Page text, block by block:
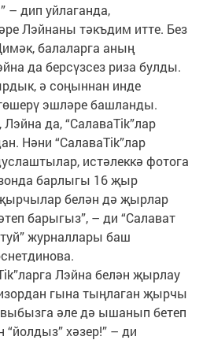
– дип уйлаганда,
Лэйнаны тәкъдим итте. Без
балаларга аның
да берсүзсез риза булды.
ә соңыннан инде
эшләре башланды.
Лэйна да, “СалаваTik”лар
Нәни “СалаваTik”лар
истәлеккә фотога
барлыгы 16 җыр
белән дә җырлар
барыгыз”, – ди “Салават
журналлары баш
Лэйна белән җырлау
гына тыңлаган җырчы
әле дә ышанып бетеп
хәзер!” – ди